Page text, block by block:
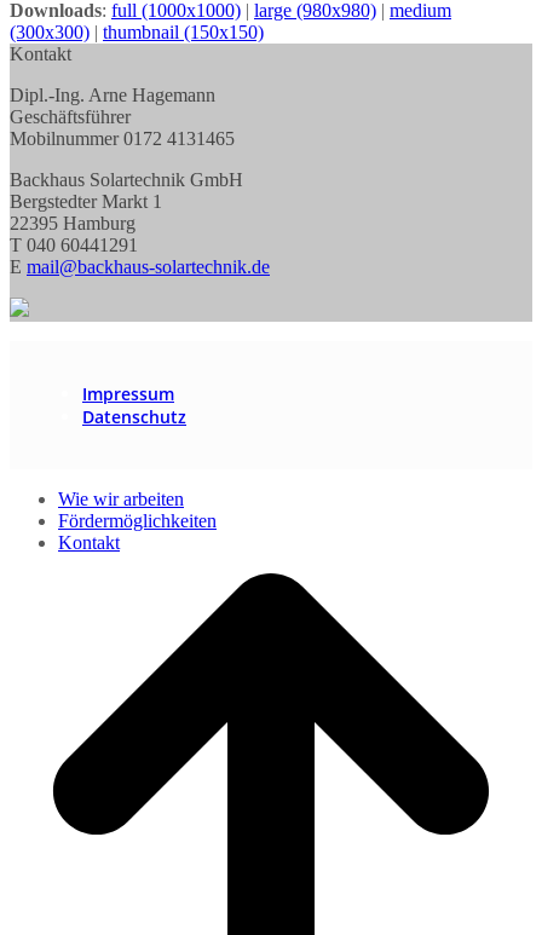
Downloads: full (1000x1000) | large (980x980) | medium
(300x300) | thumbnail (150x150)
Kontakt
Dipl.-Ing. Arne Hagemann
Geschäftsführer
Mobilnummer 0172 4131465
Backhaus Solartechnik GmbH
Bergstedter Markt 1
22395 Hamburg
T 040 60441291
E mail@backhaus-solartechnik.de
Impressum
Datenschutz
Wie wir arbeiten
Fördermöglichkeiten
Kontakt